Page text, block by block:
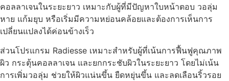
คอลลาเจนในระยะยาว เหมาะกับผู้ที่มีปัญหาใบหน้าตอบ วอลุ่ม
หาย แก้มยุบ หรือเริ่มมีความหย่อนคล้อยและต้องการเห็นการ
เปลี่ยนแปลงได้ค่อนข้างเร็ว
ส่วนโปรแกรม Radiesse เหมาะสำหรับผู้ที่เน้นการฟื้นฟูคุณภาพ
ผิว กระตุ้นคอลลาเจน และยกกระชับผิวในระยะยาว โดยไม่เน้น
การเพิ่มวอลุ่ม ช่วยให้ผิวแน่นขึ้น ยืดหยุ่นขึ้น และลดเลือนริ้วรอย